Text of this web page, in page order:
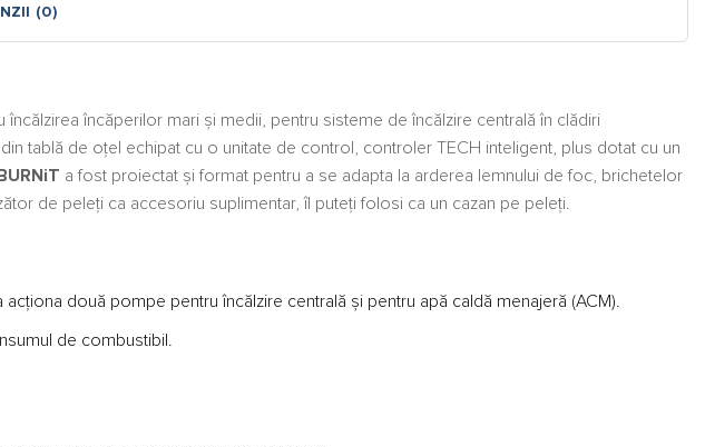
(0)
încălzirea încăperilor mari și medii, pentru sisteme de încălzire centrală în clădiri
tablă de oțel echipat cu o unitate de control, controler TECH inteligent, plus dotat cu un
a fost proiectat și format pentru a se adapta la arderea lemnului de foc, brichetelor
de peleți ca accesoriu suplimentar, îl puteți folosi ca un cazan pe peleți.
două pompe pentru încălzire centrală și pentru apă caldă menajeră (ACM).
de combustibil.